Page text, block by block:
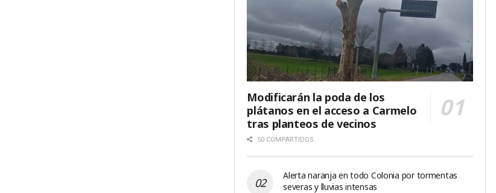
Modificarán la poda de los
plátanos en el acceso a Carmelo
tras planteos de vecinos
50 COMPARTIDOS
Alerta naranja en todo Colonia por tormentas
severas y lluvias intensas